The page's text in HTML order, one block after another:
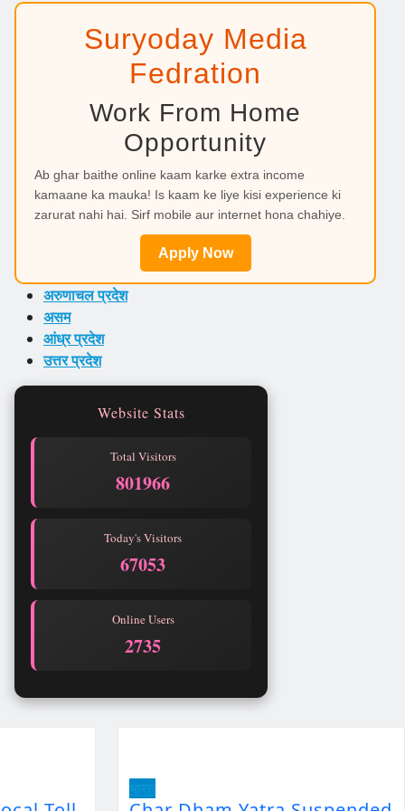
Suryoday Media
Fedration
Work From Home
Opportunity
Ab ghar baithe online kaam karke extra income
kamaane ka mauka! Is kaam ke liye kisi experience ki
zarurat nahi hai. Sirf mobile aur internet hona chahiye.
Apply Now
अरुणाचल प्रदेश
असम
आंध्र प्रदेश
उत्तर प्रदेश
Website Stats
Total Visitors
801966
Today's Visitors
67053
Online Users
2735